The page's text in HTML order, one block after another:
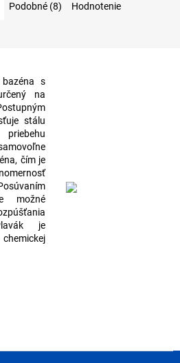
Podobné (8) Hodnotenie
s
na
stálu
čím je
možné
je